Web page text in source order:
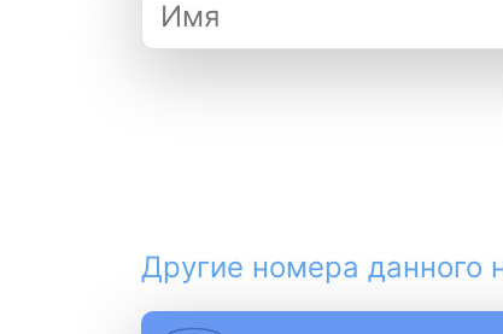
Другие номера данного